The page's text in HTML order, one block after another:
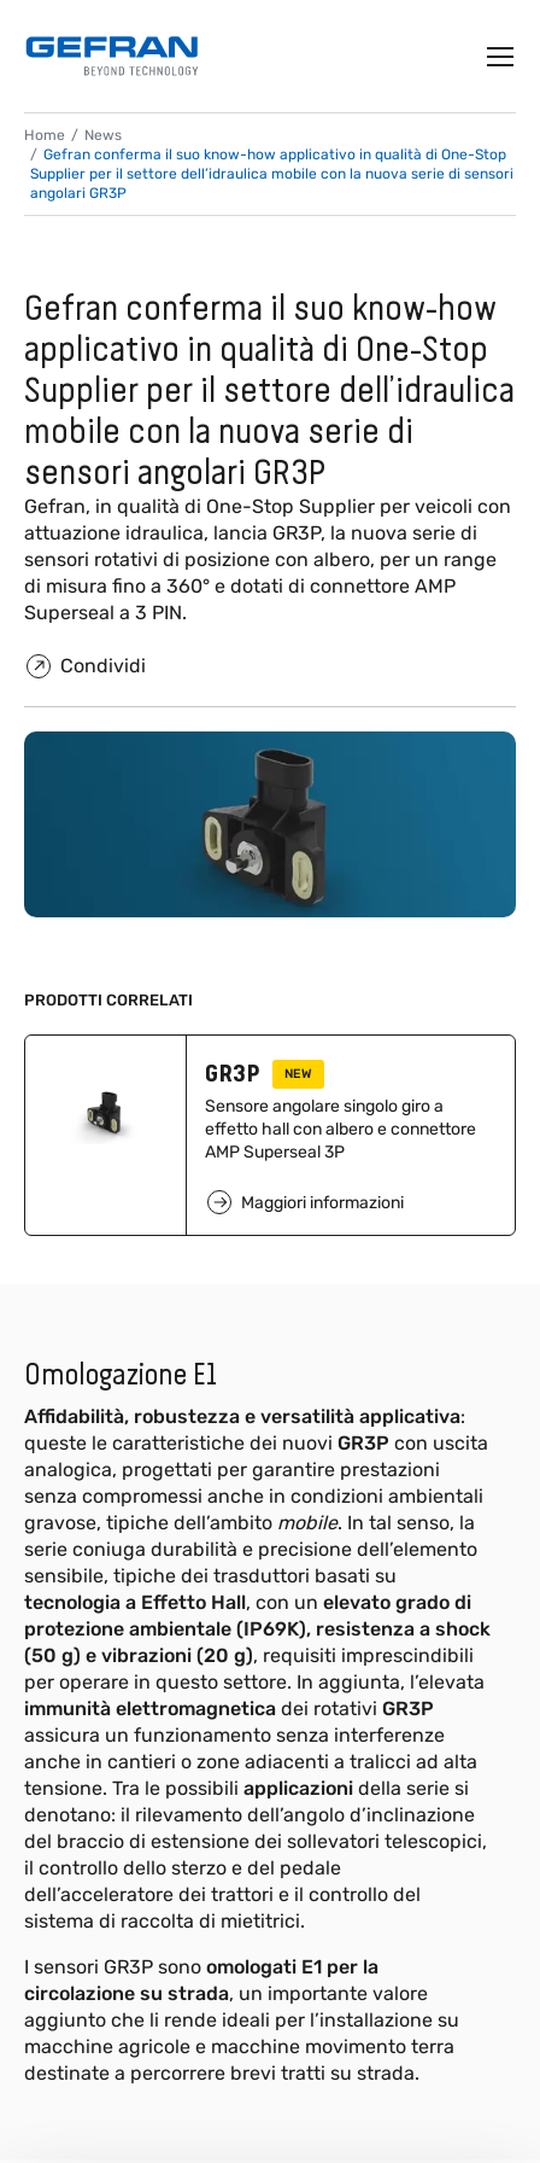
Home
News
Gefran conferma il suo know-how applicativo in qualità di One-Stop
Supplier per il settore dell’idraulica mobile con la nuova serie di sensori
angolari GR3P
Gefran conferma il suo know-how
applicativo in qualità di One-Stop
Supplier per il settore dell’idraulica
mobile con la nuova serie di
sensori angolari GR3P
Gefran, in qualità di One-Stop Supplier per veicoli con
attuazione idraulica, lancia GR3P, la nuova serie di
sensori rotativi di posizione con albero, per un range
di misura fino a 360° e dotati di connettore AMP
Superseal a 3 PIN.
Condividi
PRODOTTI CORRELATI
GR3P NEW
Sensore angolare singolo giro a
effetto hall con albero e connettore
AMP Superseal 3P
Maggiori informazioni
Omologazione E1
Affidabilità, robustezza e versatilità applicativa:
queste le caratteristiche dei nuovi GR3P con uscita
analogica, progettati per garantire prestazioni
senza compromessi anche in condizioni ambientali
gravose, tipiche dell’ambito mobile. In tal senso, la
serie coniuga durabilità e precisione dell’elemento
sensibile, tipiche dei trasduttori basati su
tecnologia a Effetto Hall, con un elevato grado di
protezione ambientale (IP69K), resistenza a shock
(50 g) e vibrazioni (20 g), requisiti imprescindibili
per operare in questo settore. In aggiunta, l’elevata
immunità elettromagnetica dei rotativi GR3P
assicura un funzionamento senza interferenze
anche in cantieri o zone adiacenti a tralicci ad alta
tensione. Tra le possibili applicazioni della serie si
denotano: il rilevamento dell’angolo d’inclinazione
del braccio di estensione dei sollevatori telescopici,
il controllo dello sterzo e del pedale
dell’acceleratore dei trattori e il controllo del
sistema di raccolta di mietitrici.
I sensori GR3P sono omologati E1 per la
circolazione su strada, un importante valore
aggiunto che li rende ideali per l’installazione su
macchine agricole e macchine movimento terra
destinate a percorrere brevi tratti su strada.